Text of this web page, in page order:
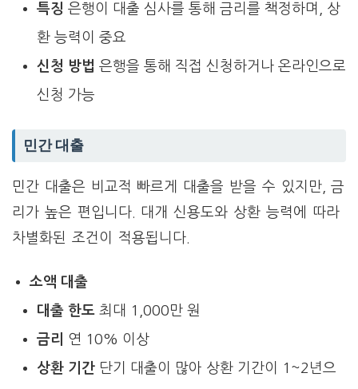
특징 은행이 대출 심사를 통해 금리를 책정하며, 상
환 능력이 중요
신청 방법 은행을 통해 직접 신청하거나 온라인으로
신청 가능
민간 대출
민간 대출은 비교적 빠르게 대출을 받을 수 있지만, 금
리가 높은 편입니다. 대개 신용도와 상환 능력에 따라
차별화된 조건이 적용됩니다.
소액 대출
대출 한도최대 1,000만 원
금리
연 10% 이상
상환 기간단기 대출이 많아 상환 기간이 1~2년으